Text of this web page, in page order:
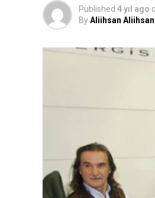
Published 4 yıl ago
ByAliihsan Aliihsan